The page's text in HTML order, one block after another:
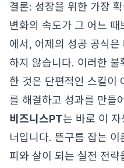
결론: 성장을 위한 가장
변화의 속도가 그 어느
에서, 어제의 성공 공식
하지 않습니다. 이러한
한 것은 단편적인 스킬이
를 해결하고 성과를 만들
비즈니스PT는 바로 이
너입니다. 뜬구름 잡는 이
피와 살이 되는 실전 전